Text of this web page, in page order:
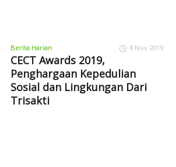
Berita Harian 8 Nov 2019
CECT Awards 2019,
Penghargaan Kepedulian
Sosial dan Lingkungan Dari
Trisakti